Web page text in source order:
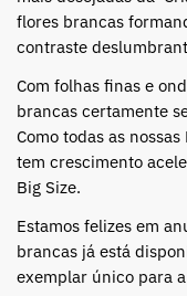
flores brancas
contraste
Com folhas finas e
brancas certamente
Como todas as
tem crescimento
Big Size.
Estamos felizes em
brancas já está
exemplar único para